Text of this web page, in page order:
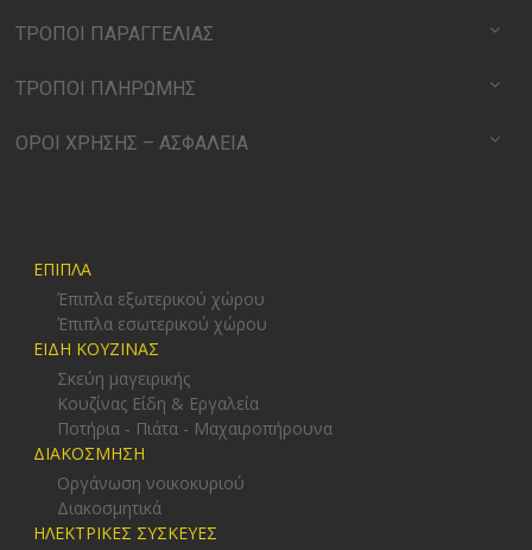
ΤΡΟΠΟΙ ΠΑΡΑΓΓΕΛΙΑΣ
ΤΡΟΠΟΙ ΠΛΗΡΩΜΗΣ
ΟΡΟΙ ΧΡΗΣΗΣ – ΑΣΦΑΛΕΙΑ
ΕΠΙΠΛΑ
Έπιπλα εξωτερικού χώρου
Έπιπλα εσωτερικού χώρου
ΕΙΔΗ ΚΟΥΖΙΝΑΣ
Σκεύη μαγειρικής
Κουζίνας Είδη & Εργαλεία
Ποτήρια - Πιάτα - Μαχαιροπήρουνα
ΔΙΑΚΟΣΜΗΣΗ
Οργάνωση νοικοκυριού
Διακοσμητικά
ΗΛΕΚΤΡΙΚΕΣ ΣΥΣΚΕΥΕΣ